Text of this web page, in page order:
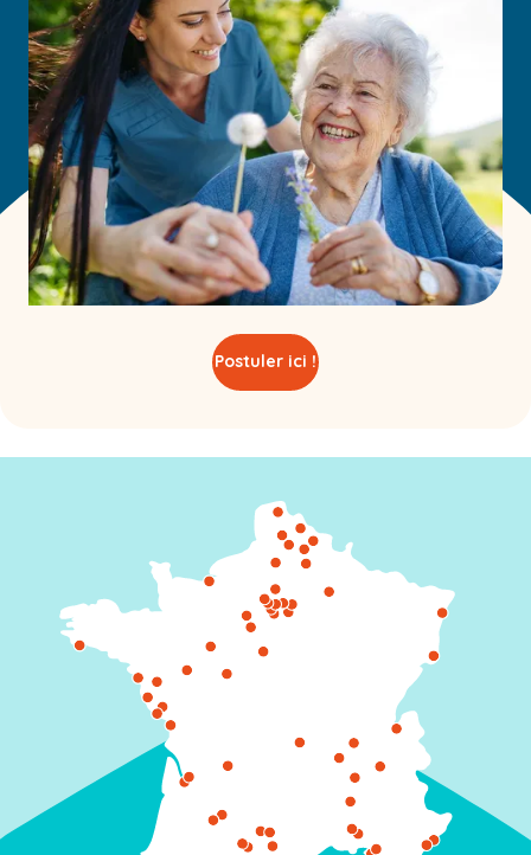
Postuler ici !